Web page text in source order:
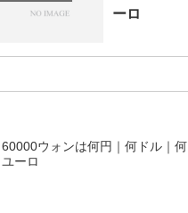
ーロ
60000ウォンは何円｜何ドル｜何
ユーロ